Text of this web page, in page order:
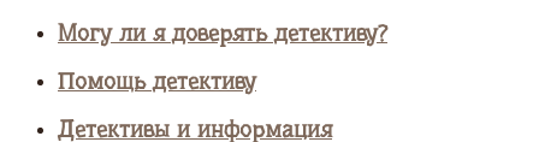
Могу ли я доверять детективу?
Помощь детективу
Детективы и информация